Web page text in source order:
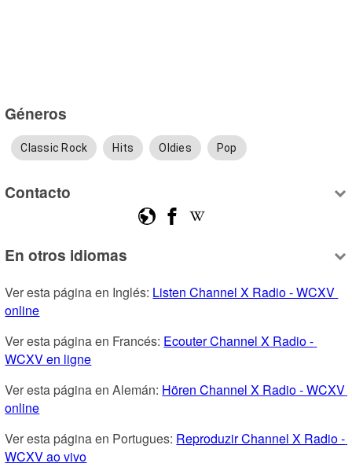
Géneros
Classic Rock Hits Oldies Pop
Contacto
En otros idiomas
Ver esta página en Inglés: Listen Channel X Radio - WCXV
online
Ver esta página en Francés: Ecouter Channel X Radio -
WCXV en ligne
Ver esta página en Alemán: Hören Channel X Radio - WCXV
online
Ver esta página en Portugues: Reproduzir Channel X Radio -
WCXV ao vivo